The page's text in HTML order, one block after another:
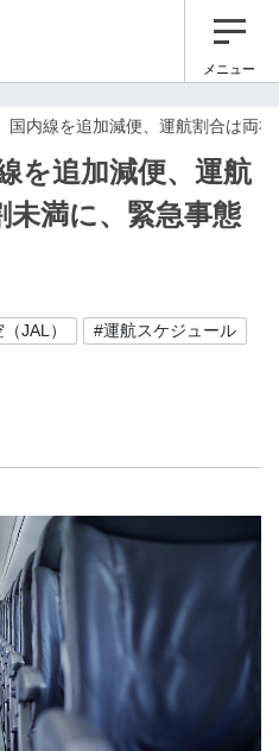
メニュー
国内線を追加減便、運航割合は両
を追加減便、運航
満に、緊急事態
JAL） #運航スケジュール